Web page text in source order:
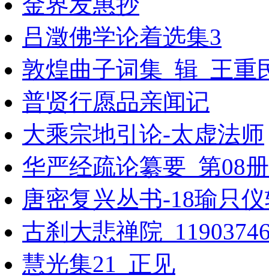
吕澂佛学论着选集3
敦煌曲子词集_辑_王重
普贤行愿品亲闻记
大乘宗地引论-太虚法师
华严经疏论纂要_第08
唐密复兴丛书-18瑜只
古刹大悲禅院
慧光集21_正见